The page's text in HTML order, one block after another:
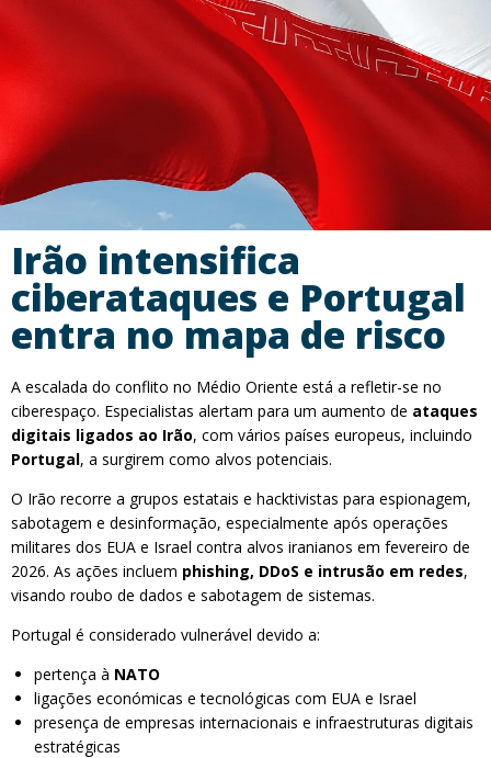
Irão intensifica
ciberataques e Portugal
entra no mapa de risco
A escalada do conflito no Médio Oriente está a refletir-se no
ciberespaço. Especialistas alertam para um aumento de ataques
digitais ligados ao Irão, com vários países europeus, incluindo
Portugal, a surgirem como alvos potenciais.
O Irão recorre a grupos estatais e hacktivistas para espionagem,
sabotagem e desinformação, especialmente após operações
militares dos EUA e Israel contra alvos iranianos em fevereiro de
2026. As ações incluem phishing, DDoS e intrusão em redes,
visando roubo de dados e sabotagem de sistemas.
Portugal é considerado vulnerável devido a:
pertença à NATO
ligações económicas e tecnológicas com EUA e Israel
presença de empresas internacionais e infraestruturas digitais
estratégicas